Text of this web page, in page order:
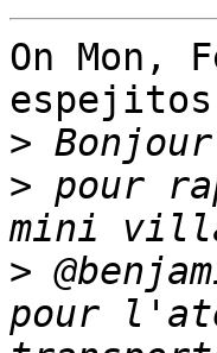
On Mon,
>
> pour
>
pour